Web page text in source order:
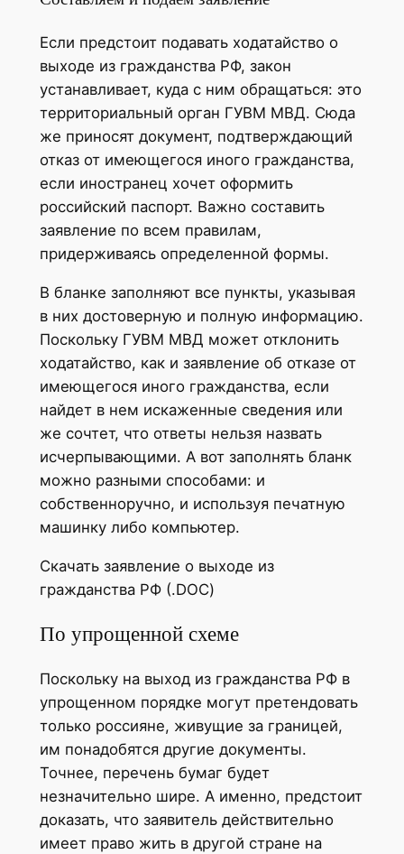
Если предстоит подавать ходатайство о
выходе из гражданства РФ, закон
устанавливает, куда с ним обращаться: это
территориальный орган ГУВМ МВД. Сюда
же приносят документ, подтверждающий
отказ от имеющегося иного гражданства,
если иностранец хочет оформить
российский паспорт. Важно составить
заявление по всем правилам,
придерживаясь определенной формы.
В бланке заполняют все пункты, указывая
в них достоверную и полную информацию.
Поскольку ГУВМ МВД может отклонить
ходатайство, как и заявление об отказе от
имеющегося иного гражданства, если
найдет в нем искаженные сведения или
же сочтет, что ответы нельзя назвать
исчерпывающими. А вот заполнять бланк
можно разными способами: и
собственноручно, и используя печатную
машинку либо компьютер.
Скачать заявление о выходе из
гражданства РФ (.DOC)
По упрощенной схеме
Поскольку на выход из гражданства РФ в
упрощенном порядке могут претендовать
только россияне, живущие за границей,
им понадобятся другие документы.
Точнее, перечень бумаг будет
незначительно шире. А именно, предстоит
доказать, что заявитель действительно
имеет право жить в другой стране на